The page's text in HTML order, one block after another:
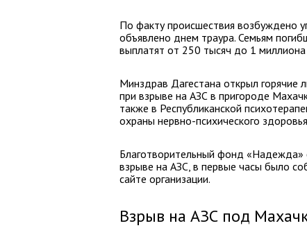
По факту происшествия возбуждено
объявлено днем траура. Семьям
выплатят от 250 тысяч до 1 миллиона
Минздрав Дагестана открыл горячие
при взрыве на АЗС в пригороде
также в Республиканской
охраны нервно-психического
Благотворительный фонд
взрыве на АЗС, в первые часы было
сайте организации.
Взрыв на АЗС под